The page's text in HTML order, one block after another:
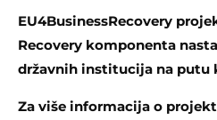
EU4BusinessRecovery
Recovery komponenta
državnih institucija na putu
Za više informacija o